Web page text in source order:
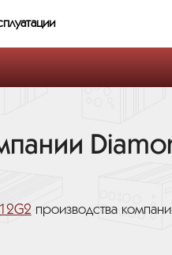
производства